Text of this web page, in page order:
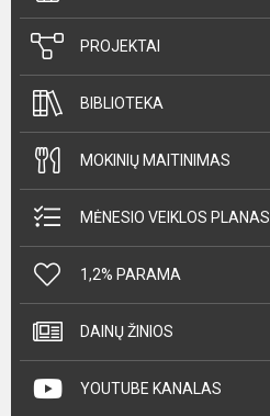
PROJEKTAI
BIBLIOTEKA
MOKINIŲ MAITINIMAS
MĖNESIO VEIKLOS PLANAS
1,2% PARAMA
DAINŲ ŽINIOS
YOUTUBE KANALAS